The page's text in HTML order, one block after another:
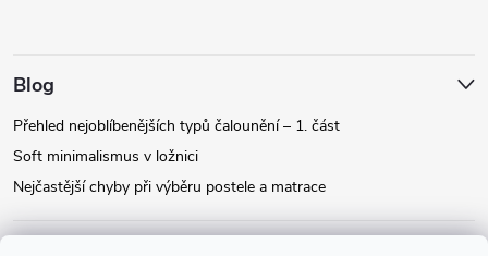
Blog
Přehled nejoblíbenějších typů čalounění – 1. část
Soft minimalismus v ložnici
Nejčastější chyby při výběru postele a matrace